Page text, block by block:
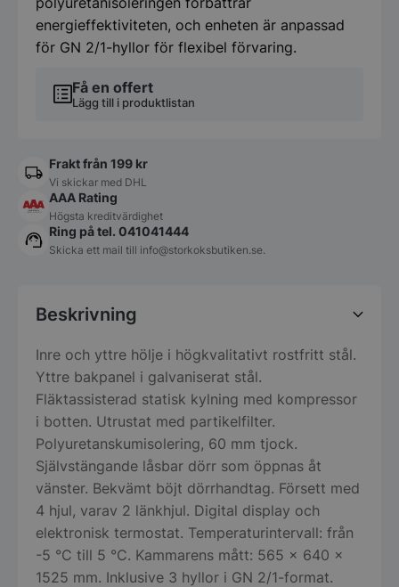
800
x
2100
Få en offert
Lägg till i produktlistan
energieffektiviteten, och enheten är anpassad
för GN 2/1-hyllor för flexibel förvaring.
Frakt från 199 kr
Vi skickar med DHL
AAA Rating
Högsta kreditvärdighet
Ring på tel. 041041444
Skicka ett mail till info@storkoksbutiken.se.
Beskrivning
Inre och yttre hölje i högkvalitativt rostfritt stål.
Yttre bakpanel i galvaniserat stål.
Fläktassisterad statisk kylning med kompressor
i botten. Utrustat med partikelfilter.
Polyuretanskumisolering, 60 mm tjock.
Självstängande låsbar dörr som öppnas åt
vänster. Bekvämt böjt dörrhandtag. Försett med
4 hjul, varav 2 länkhjul. Digital display och
elektronisk termostat. Temperaturintervall: från
-5 °C till 5 °C. Kammarens mått: 565 x 640 x
1525 mm. Inklusive 3 hyllor i GN 2/1-format.